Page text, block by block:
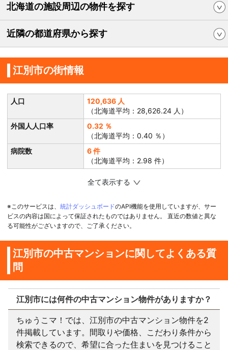
北海道の施設周辺の物件を探す
近隣の都道府県から探す
江別市の街情報
人口
120,636 人
（北海道平均：28,626.24 人）
外国人人口率
0.32 ％
（北海道平均：0.40 ％）
病院数
6 件
（北海道平均：2.98 件）
全て表示する
※このサービスは、 統計ダッシュボードのAPI機能を使用していますが、サー
ビスの内容は国によって保証されたものではありません。 直近の数値と異な
る可能性がございますので、ご了承ください。
江別市の中古マンションに関してよくある質
問
江別市には何件の中古マンション物件がありますか？
ちゅうこマ！では、江別市の中古マンション物件を2
件掲載しています。間取りや価格、こだわり条件から
検索できるので、希望に合った住まいを見つけること